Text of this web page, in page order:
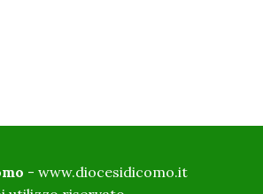
- www.diocesidicomo.it